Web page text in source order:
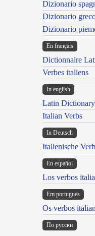
Dizionario
Dizionario
Dizionario
En français
Dictionnaire
Verbes italiens
In english
Latin Dictionary
Italian Verbs
In Deutsch
Italienische
En español
Los verbos
Em portugues
Os verbos
По русски